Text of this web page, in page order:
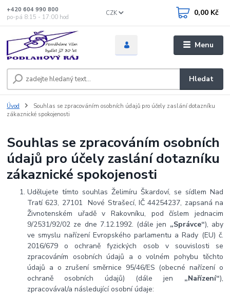
Menu
CZK
Hledat
+420 604 990 800
po-pá 8:15 - 17:00 hod
0,00 Kč
Úvod
Souhlas se zpracováním osobních údajů pro účely zaslání dotazníku
zákaznické spokojenosti
Souhlas se zpracováním osobních
údajů pro účely zaslání dotazníku
zákaznické spokojenosti
Udělujete tímto souhlas Želimíru Škardoví, se sídlem Nad
Tratí 623, 27101 Nové Strašecí, IČ 44254237, zapsaná na
Živnotenském uřadě v Rakovníku, pod číslem jednacim
9/2531/92/02 ze dne 7.12.1992. (dále jen „Správce“), aby
ve smyslu nařízení Evropského parlamentu a Rady (EU) č.
2016/679 o ochraně fyzických osob v souvislosti se
zpracováním osobních údajů a o volném pohybu těchto
údajů a o zrušení směrnice 95/46/ES (obecné nařízení o
ochraně osobních údajů) (dále jen „Nařízení“),
zpracovával/a následující osobní údaje: